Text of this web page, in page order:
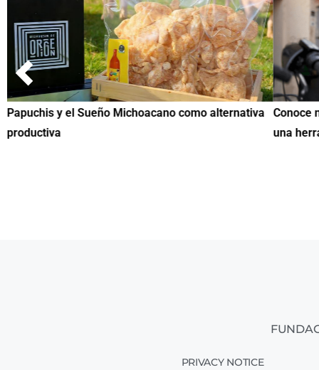
Papuchis y el Sueño Michoacano como alternativa
productiva
Conoce
una
PRIVACY NOTICE